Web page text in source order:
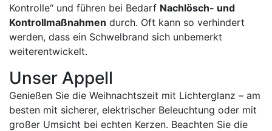
Kontrolle“ und führen bei Bedarf Nachlösch- und
Kontrollmaßnahmen durch. Oft kann so verhindert
werden, dass ein Schwelbrand sich unbemerkt
weiterentwickelt.
Unser Appell
Genießen Sie die Weihnachtszeit mit Lichterglanz – am
besten mit sicherer, elektrischer Beleuchtung oder mit
großer Umsicht bei echten Kerzen. Beachten Sie die